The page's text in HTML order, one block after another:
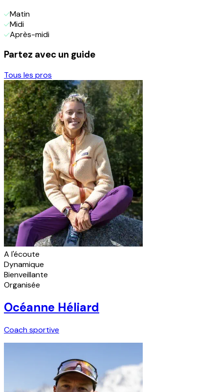
Matin
Midi
Après-midi
Partez avec un guide
Tous les pros
A l'écoute
Dynamique
Bienveillante
Organisée
Océanne Héliard
Coach sportive